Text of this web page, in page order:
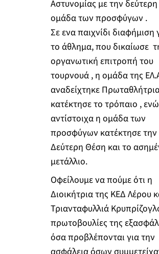
Αστυνομίας με την δεύτερη
ομάδα των προσφύγων .
Σε ενα παιχνίδι διαφήμιση
το άθλημα, που δικαίωσε
οργανωτική επιτροπή του
τουρνουά , η ομάδα της
αναδείχτηκε
κατέκτησε το τρόπαιο , ενώ
αντίστοιχα η ομάδα των
προσφύγων κατέκτησε την
Δεύτερη Θέση και το
μετάλλιο.
Οφείλουμε να πούμε ότι η
Διοικήτρια της ΚΕΔ Λέρου
Τριανταφυλλιά
πρωτοβουλίες της
όσα προβλέπονται για την